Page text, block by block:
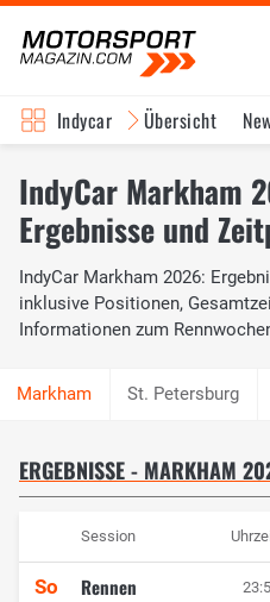
Indycar Übersicht
IndyCar Markham
Ergebnisse und
IndyCar Markham 2026:
inklusive Positionen,
Informationen zum
St. Petersburg
ERGEBNISSE - MARKHAM
Session
So Rennen